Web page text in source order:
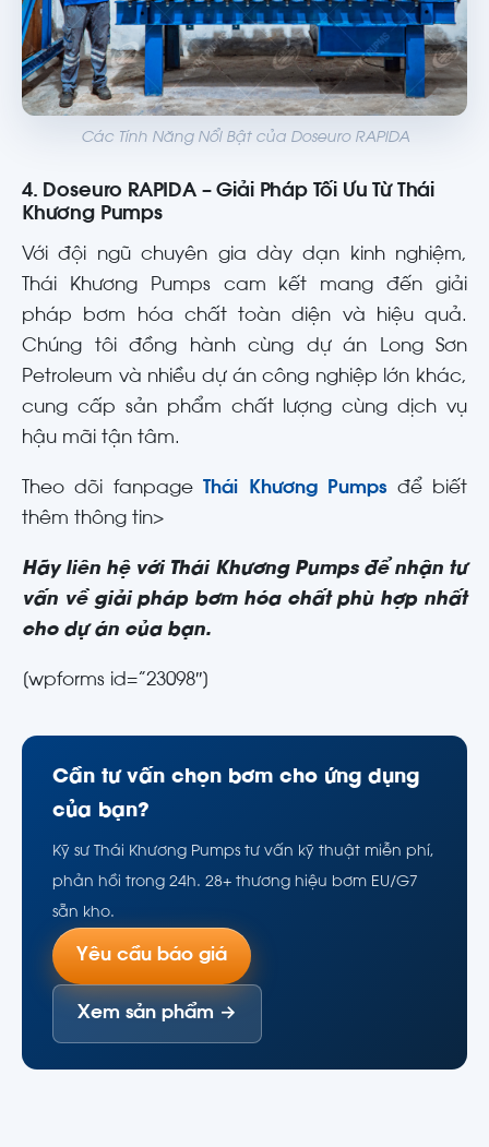
Các Tính Năng Nổi Bật của Doseuro RAPIDA
4. Doseuro RAPIDA – Giải Pháp Tối Ưu Từ Thái
Khương Pumps
Với đội ngũ chuyên gia dày dạn kinh nghiệm,
Thái Khương Pumps cam kết mang đến giải
pháp bơm hóa chất toàn diện và hiệu quả.
Chúng tôi đồng hành cùng dự án Long Sơn
Petroleum và nhiều dự án công nghiệp lớn khác,
cung cấp sản phẩm chất lượng cùng dịch vụ
hậu mãi tận tâm.
Theo dõi fanpage Thái Khương Pumps để biết
thêm thông tin>
Hãy liên hệ với Thái Khương Pumps để nhận tư
vấn về giải pháp bơm hóa chất phù hợp nhất
cho dự án của bạn.
[wpforms id=”23098″]
Cần tư vấn chọn bơm cho ứng dụng
của bạn?
Kỹ sư Thái Khương Pumps tư vấn kỹ thuật miễn phí,
phản hồi trong 24h. 28+ thương hiệu bơm EU/G7
sẵn kho.
Yêu cầu báo giá
Xem sản phẩm →